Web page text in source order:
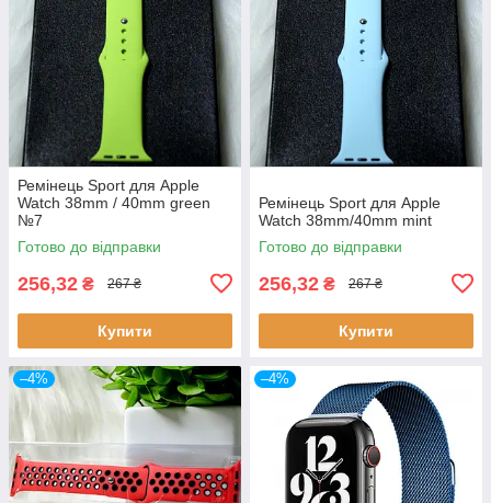
Ремінець Sport для Apple
Watch 38mm / 40mm green
№7
Готово до відправки
256,32 ₴ 267 ₴
Купити
Ремінець Sport для Apple
Watch 38mm/40mm mint
Готово до відправки
256,32 ₴ 267 ₴
Купити
–4% –4%